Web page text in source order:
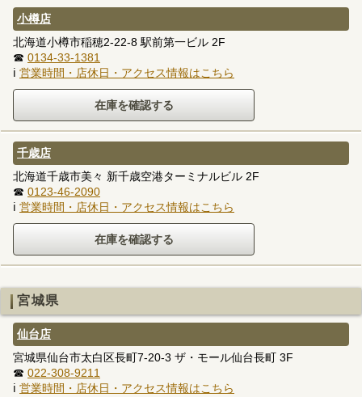
小樽店
北海道小樽市稲穂2-22-8 駅前第一ビル 2F
☎ 0134-33-1381
ℹ 営業時間・店休日・アクセス情報はこちら
千歳店
北海道千歳市美々 新千歳空港ターミナルビル 2F
☎ 0123-46-2090
ℹ 営業時間・店休日・アクセス情報はこちら
宮城県
仙台店
宮城県仙台市太白区長町7-20-3 ザ・モール仙台長町 3F
☎ 022-308-9211
ℹ 営業時間・店休日・アクセス情報はこちら